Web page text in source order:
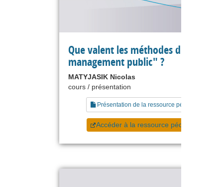
Que valent les méthodes du
management public" ?
MATYJASIK Nicolas
cours / présentation
Présentation de la ressource pédagogique
Accéder à la ressource pédagogique